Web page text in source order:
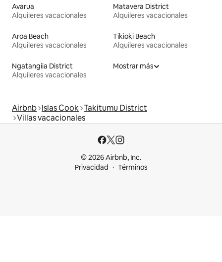
Avarua
Alquileres vacacionales
Matavera District
Alquileres vacacionales
Aroa Beach
Alquileres vacacionales
Tikioki Beach
Alquileres vacacionales
Ngatangiia District
Alquileres vacacionales
Mostrar más
Airbnb Islas Cook Takitumu District
Villas vacacionales
© 2026 Airbnb, Inc.
Privacidad
Términos